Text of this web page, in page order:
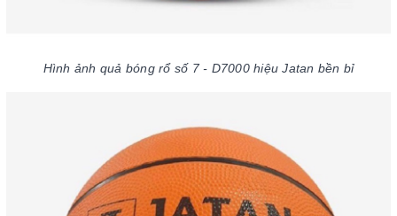
Hình ảnh quả bóng rổ số 7 - D7000 hiệu Jatan bền bỉ